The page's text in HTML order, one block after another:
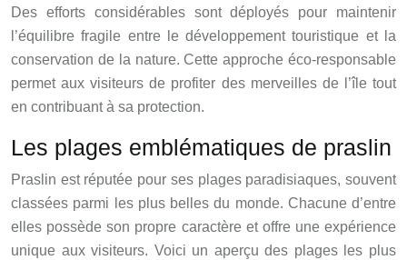
Des efforts considérables sont déployés pour maintenir
l’équilibre fragile entre le développement touristique et la
conservation de la nature. Cette approche éco-responsable
permet aux visiteurs de profiter des merveilles de l’île tout
en contribuant à sa protection.
Les plages emblématiques de praslin
Praslin est réputée pour ses plages paradisiaques, souvent
classées parmi les plus belles du monde. Chacune d’entre
elles possède son propre caractère et offre une expérience
unique aux visiteurs. Voici un aperçu des plages les plus